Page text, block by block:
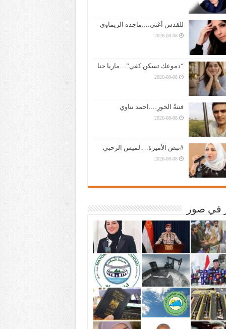
للقدس أغني….ماجده الريماوي
2026-08-08
“دموعك تسكن كفي”…ماريا حنا
2026-08-08
فتنةُ الحورِ….احمد نناوي
2026-08-08
#نبض الأميرة….لميس الرحبي
2026-08-08
في صور